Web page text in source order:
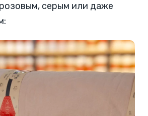
серым или даже